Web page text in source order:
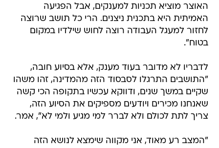
האוצר מוציא תכניות למענקים, אבל הפגיעה
האמיתית היא בתכנית ניצנים. הרי כל תושב שרוצה
לחזור למעגל העבודה רוצה לחוש שילדיו במקום
בטוח".
לדבריו לא מדובר בעוד מענק, אלא בסיוע חובה,
"התושבים התרגלו לסבסוד הזה מהמדינה, זהו משהו
שקיים במשך שנים, ודווקא עכשיו בתקופה הכי קשה
שאנחנו מכירים ויודעים מספיקים את הסיוע הזה,
צריך לתת לכולם ולא לברר למי מגיע ולמי לא", אמר.
"המצב רע מאוד, אני מקווה שימצא לנושא הזה